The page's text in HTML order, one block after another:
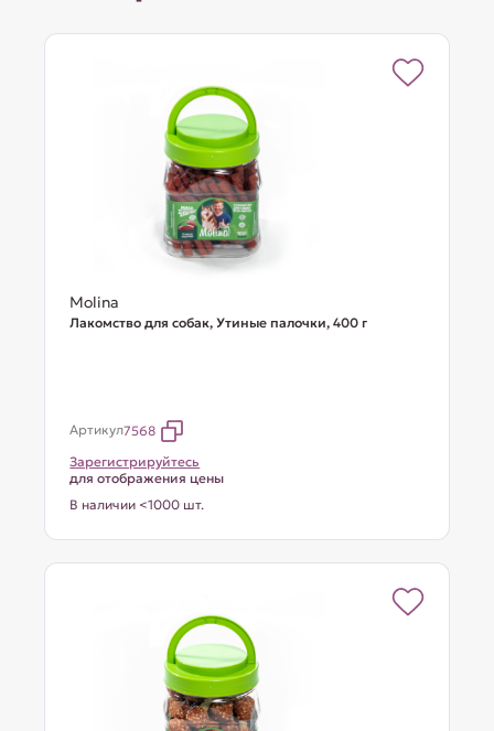
Molina
Лакомство для собак, Утиные палочки, 400 г
Артикул7568
Зарегистрируйтесь
для отображения цены
В наличии <1000 шт.